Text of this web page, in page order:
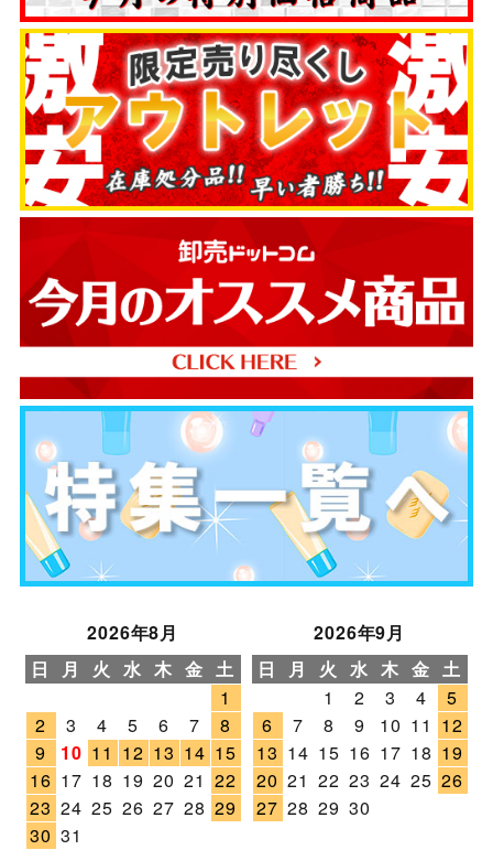
2026年8月
日
月 火 水 木 金 土
1
2
3 4 5 6 7
8
9
10 11 12 13 14 15
16 17 18 19 20 21 22
23 24 25 26 27 28 29
30 31
2026年9月
日
月 火 水 木 金 土
1
2 3 4
5
6
7 8 9 10 11 12
13 14 15 16 17 18 19
20 21 22 23 24 25 26
27 28 29 30